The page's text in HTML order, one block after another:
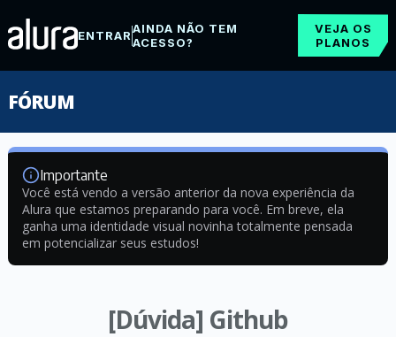
ENTRARAINDA NÃO TEM
ACESSO?
VEJA OS
PLANOS
FÓRUM
Importante
Você está vendo a versão anterior da nova experiência da
Alura que estamos preparando para você. Em breve, ela
ganha uma identidade visual novinha totalmente pensada
em potencializar seus estudos!
[Dúvida] Github